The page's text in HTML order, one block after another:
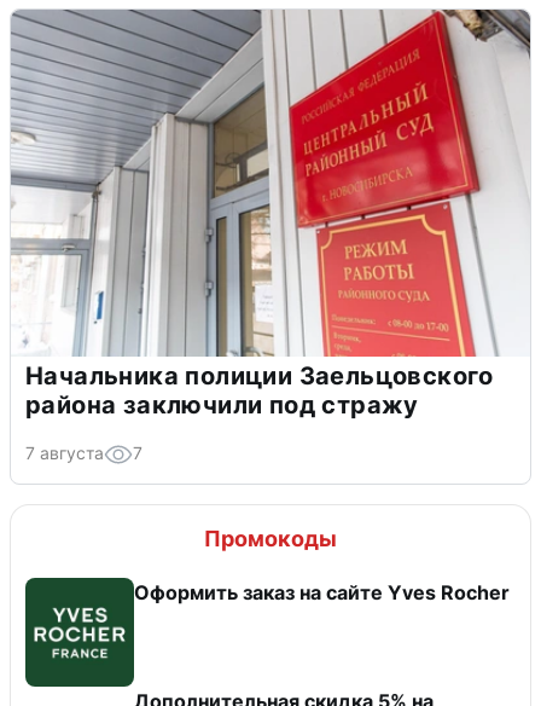
Начальника полиции Заельцовского
района заключили под стражу
7 августа 7
Промокоды
Оформить заказ на сайте Yves Rocher
Дополнительная скидка 5% на